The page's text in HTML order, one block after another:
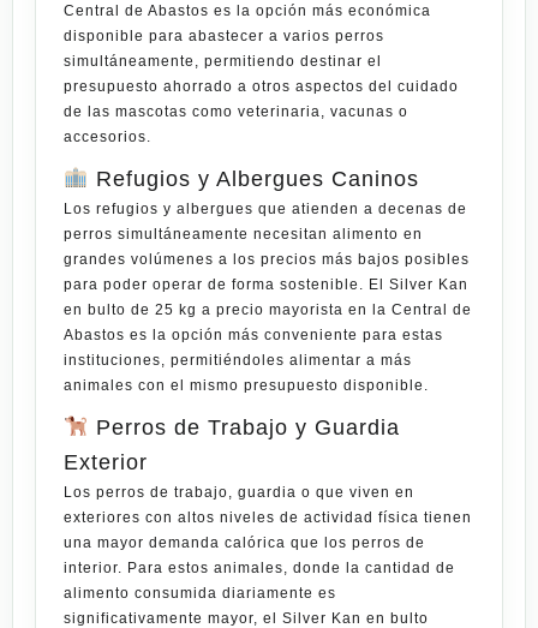
Central de Abastos es la opción más económica
disponible para abastecer a varios perros
simultáneamente, permitiendo destinar el
presupuesto ahorrado a otros aspectos del cuidado
de las mascotas como veterinaria, vacunas o
accesorios.
Refugios y Albergues Caninos
Los refugios y albergues que atienden a decenas de
perros simultáneamente necesitan alimento en
grandes volúmenes a los precios más bajos posibles
para poder operar de forma sostenible. El Silver Kan
en bulto de 25 kg a precio mayorista en la Central de
Abastos es la opción más conveniente para estas
instituciones, permitiéndoles alimentar a más
animales con el mismo presupuesto disponible.
Perros de Trabajo y Guardia
Exterior
Los perros de trabajo, guardia o que viven en
exteriores con altos niveles de actividad física tienen
una mayor demanda calórica que los perros de
interior. Para estos animales, donde la cantidad de
alimento consumida diariamente es
significativamente mayor, el Silver Kan en bulto